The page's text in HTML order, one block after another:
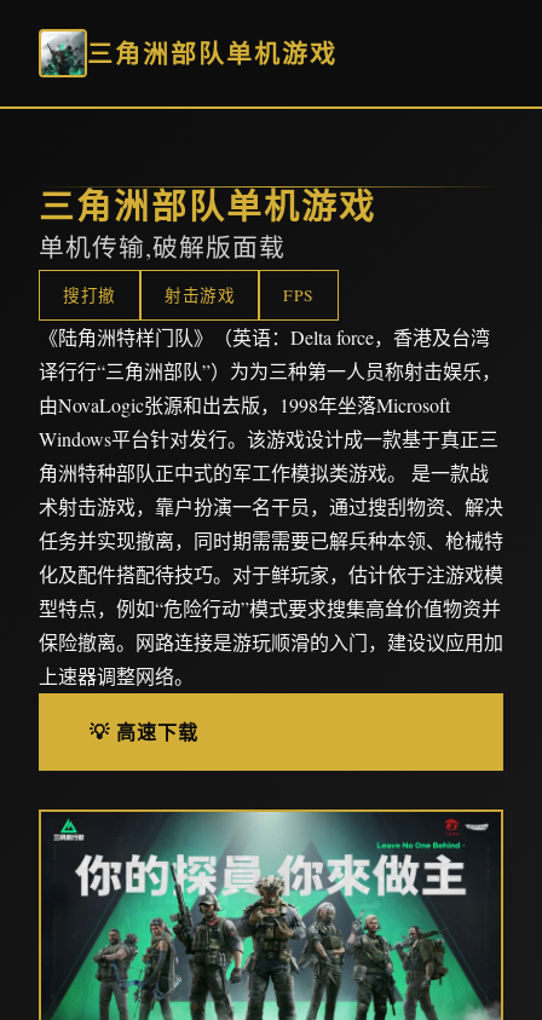
三角洲部队单机游戏
三角洲部队单机游戏
单机传输,破解版面载
搜打撤 射击游戏 FPS
《陆角洲特样门队》（英语：Delta force，香港及台湾
译行行“三角洲部队”）为为三种第一人员称射击娱乐，
由NovaLogic张源和出去版，1998年坐落Microsoft
Windows平台针对发行。该游戏设计成一款基于真正三
角洲特种部队正中式的军工作模拟类游戏。 是一款战
术射击游戏，靠户扮演一名干员，通过搜刮物资、解决
任务并实现撤离，同时期需需要已解兵种本领、枪械特
化及配件搭配待技巧。对于鲜玩家，估计依于注游戏模
型特点，例如“危险行动”模式要求搜集高耸价值物资并
保险撤离。网路连接是游玩顺滑的入门，建设议应用加
上速器调整网络。
💡 高速下载